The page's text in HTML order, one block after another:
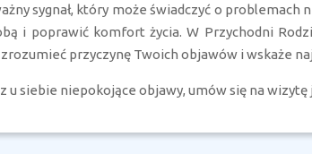
sygnał, który może świadczyć o
i poprawić komfort życia. W Przychodni
przyczynę Twoich objawów i wskaże
u siebie niepokojące objawy, umów się na wizytę